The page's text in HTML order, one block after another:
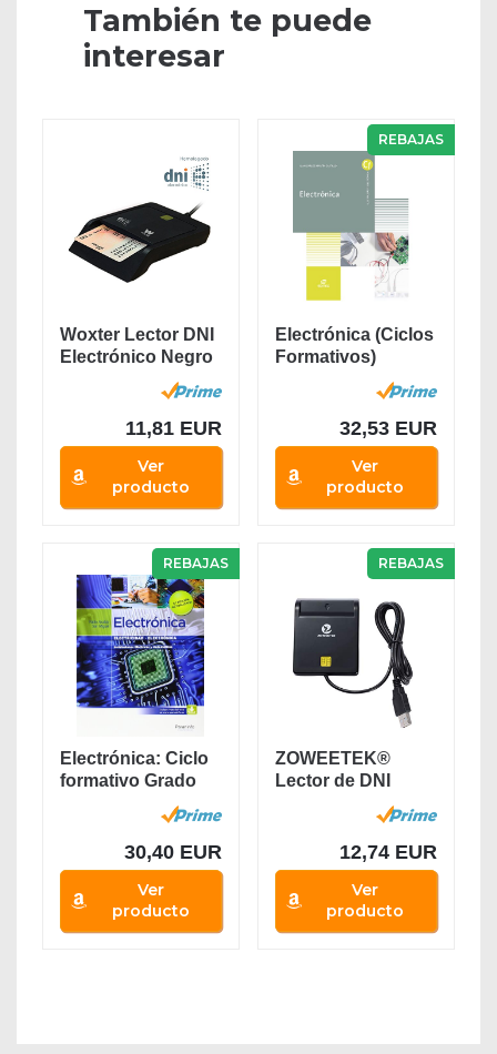
También te puede
interesar
Woxter Lector DNI
Electrónico Negro
11,81 EUR
Ver
producto
REBAJAS
Electrónica (Ciclos
Formativos)
32,53 EUR
Ver
producto
REBAJAS
Electrónica: Ciclo
formativo Grado
30,40 EUR
Ver
producto
REBAJAS
ZOWEETEK®
Lector de DNI
electrónico CAC...
12,74 EUR
Ver
producto